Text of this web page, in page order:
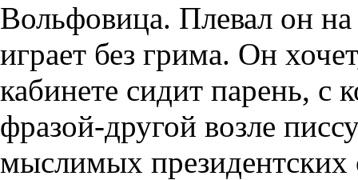
Вольфовица. Плевал он
играет без грима. Он
кабинете сидит парень, с
фразой-другой возле
мыслимых президентских